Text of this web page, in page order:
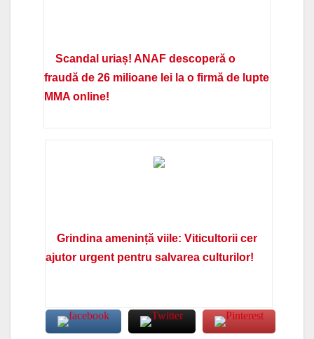
Scandal uriaș! ANAF descoperă o
fraudă de 26 milioane lei la o firmă de lupte
MMA online!
Grindina amenință viile: Viticultorii cer
ajutor urgent pentru salvarea culturilor!